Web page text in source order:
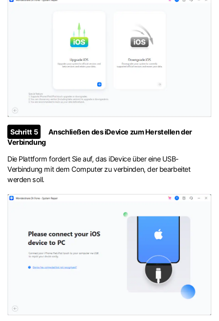
Schritt 5
Anschließen des iDevice zum Herstellen der
Verbindung
Die Plattform fordert Sie auf, das iDevice über eine USB-
Verbindung mit dem Computer zu verbinden, der bearbeitet
werden soll.